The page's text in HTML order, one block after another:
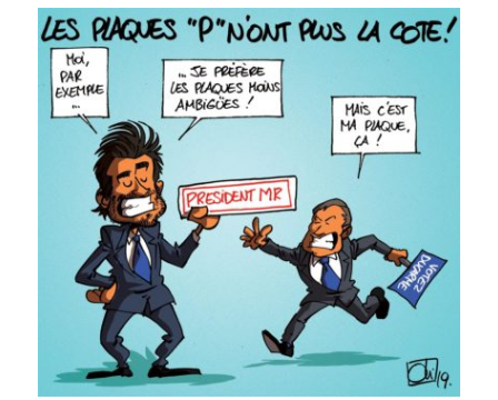
!